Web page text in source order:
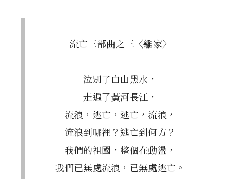
流亡三部曲之三〈離家〉
泣別了白山黑水，
走遍了黃河長江，
流浪，逃亡，逃亡，流浪，
流浪到哪裡？逃亡到何方？
我們的祖國，整個在動盪，
我們已無處流浪，已無處逃亡。